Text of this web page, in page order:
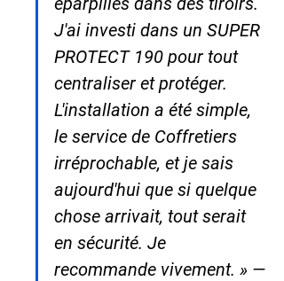
J'ai investi dans un SUPER
PROTECT 190 pour tout
centraliser et protéger.
L'installation a été simple,
le service de Coffretiers
irréprochable, et je sais
aujourd'hui que si quelque
chose arrivait, tout serait
en sécurité. Je
recommande vivement. » —